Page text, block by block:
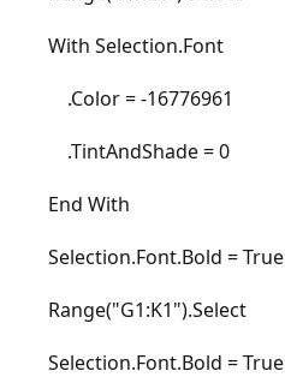
With Selection.Font
.Color = -16776961
.TintAndShade = 0
End With
Selection.Font.Bold = True
Range("G1:K1").Select
Selection.Font.Bold = True